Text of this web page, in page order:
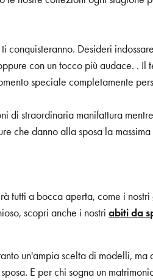
Desideri
con un tocco più audace. . Il
speciale completamente
di straordinaria manifattura
che danno alla sposa la
tutti a bocca aperta, come i nostri
scopri anche i nostriabiti da
un'ampia scelta di modelli, ma
E per chi sogna un